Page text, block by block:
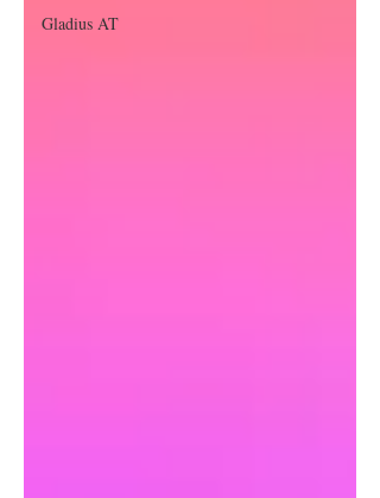
Gladius AT